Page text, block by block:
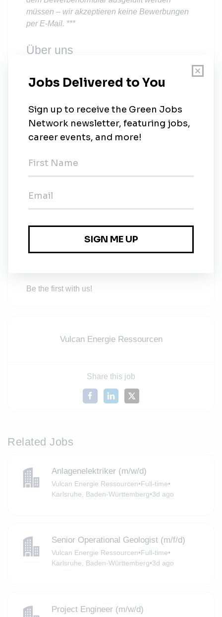
müssen – wir akzeptieren keine Bewerbungen
per E-Mail. ***
Über uns
und Rohstoffversorgung für Europa. Wir sind
Lithiumgewinnung und haben dafür eine
innovative und zukunftsweisende Technologie
mithilfe des Direct-Lithium-Extraction-Verfahrens
Experten aus über 40 Nationen zusammen und
Lithiumextraktionsanlagen, die wir selbst
beschleunigen. Mit Unternehmen wie Stellantis
und Renault haben wir bereits starke Partner,
die uns auf dem Weg zum Market Leader
Be the first with us!
Vulcan Energie Ressourcen
Share this job
Related Jobs
Anlagenelektriker (m/w/d)
Vulcan Energie Ressourcen•Full-time•
Karlsruhe, Baden-Württemberg•3d ago
Senior Operational Geologist (m/f/d)
Vulcan Energie Ressourcen•Full-time•
Karlsruhe, Baden-Württemberg•3d ago
Project Engineer (m/w/d)